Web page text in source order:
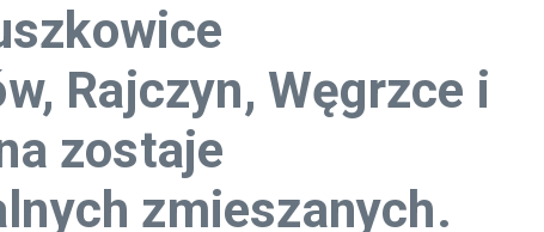
Rajczyn, Węgrzce i
zostaje
zmieszanych.